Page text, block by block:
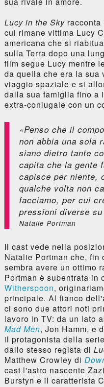
Lucy in the Skyracconta
cui rimane vittima Lucy
americana che si
sulla Terra dopo una
film segue Lucy mentre
da quella che era la sua
viaggio spaziale e si
dalla sua famiglia fino a
extra-coniugale con un
«Penso che il
non abbia una sola
siano dietro tante
capita che la gente
capisce per niente,
qualche volta non
facciamo, per cui
pressioni diverse
Natalie Portman
Il cast vede nella
Natalie Portman che, fin
sembra avere un ottimo
Portman è subentrata in
Witherspoon,
principale. Al fianco
ci sono due attori noti
lavoro in TV: da un lato
Mad Men, Jon Hamm, e
il protagonista della serie
dallo stesso regista di
Matthew Crowley di
cast l'astro nascente
Burstyn e il caratterista